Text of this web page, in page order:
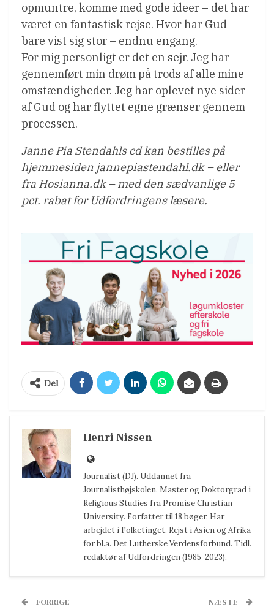
opmuntre, komme med gode ideer – det har
været en fantastisk rejse. Hvor har Gud
bare vist sig stor – endnu engang.
For mig personligt er det en sejr. Jeg har
gennemført min drøm på trods af alle mine
omstændigheder. Jeg har oplevet nye sider
af Gud og har flyttet egne grænser gennem
processen.
Janne Pia Stendahls cd kan bestilles på
hjemmesiden jannepiastendahl.dk – eller
fra Hosianna.dk – med den sædvanlige 5
pct. rabat for Udfordringens læsere.
Del
Henri Nissen
Journalist (DJ). Uddannet fra
Journalisthøjskolen. Master og Doktorgrad i
Religious Studies fra Promise Christian
University. Forfatter til 18 bøger. Har
arbejdet i Folketinget. Rejst i Asien og Afrika
for bl.a. Det Lutherske Verdensforbund. Tidl.
redaktør af Udfordringen (1985-2023).
FORRIGE NÆSTE